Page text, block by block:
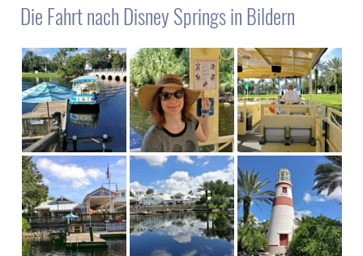
Die Fahrt nach Disney Springs in Bildern